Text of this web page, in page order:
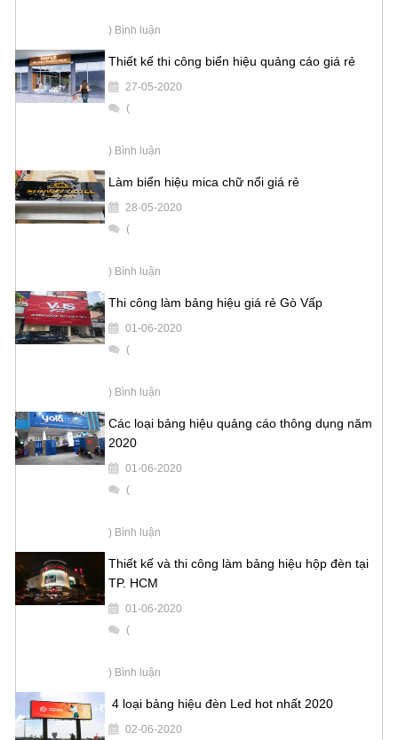
) Bình luận
Thiết kế thi công biển hiệu quảng cáo giá rẻ
27-05-2020
(
) Bình luận
Làm biển hiệu mica chữ nổi giá rẻ
28-05-2020
(
) Bình luận
Thi công làm bảng hiệu giá rẻ Gò Vấp
01-06-2020
(
) Bình luận
Các loại bảng hiệu quảng cáo thông dụng năm
2020
01-06-2020
(
) Bình luận
Thiết kế và thi công làm bảng hiệu hộp đèn tại
TP. HCM
01-06-2020
(
) Bình luận
4 loại bảng hiệu đèn Led hot nhất 2020
02-06-2020